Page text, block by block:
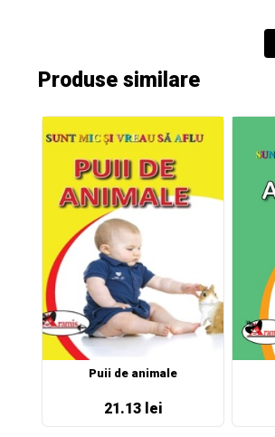
Produse similare
Puii de animale
21.13 lei